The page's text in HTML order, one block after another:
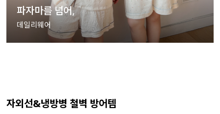
파자마를 넘어,
데일리웨어
자외선&냉방병 철벽 방어템